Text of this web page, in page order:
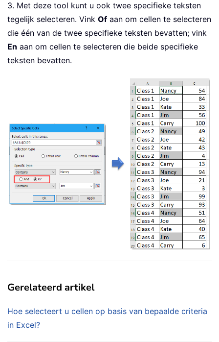
3. Met deze tool kunt u ook twee specifieke teksten
tegelijk selecteren. Vink Of aan om cellen te selecteren
die één van de twee specifieke teksten bevatten; vink
En aan om cellen te selecteren die beide specifieke
teksten bevatten.
Gerelateerd artikel
Hoe selecteert u cellen op basis van bepaalde criteria
in Excel?